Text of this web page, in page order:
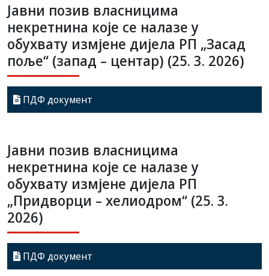
Јавни позив власницима
некретнина које се налазе у
обухвату измјене дијела РП „Засад
поље“ (запад – центар) (25. 3. 2026)
ПДФ документ
Јавни позив власницима
некретнина које се налазе у
обухвату измјене дијела РП
„Придворци – хелиодром“ (25. 3.
2026)
ПДФ документ